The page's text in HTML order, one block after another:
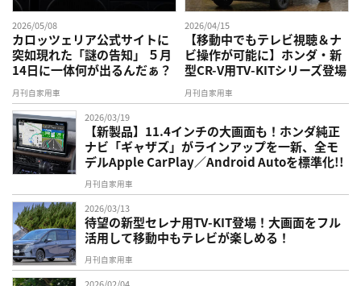
2026/05/08
カロッツェリア公式サイトに
突如現れた「謎の告知」 ５月
14日に一体何が出るんだぁ？
月刊自家用車
2026/04/15
【移動中でもテレビ視聴＆ナ
ビ操作が可能に】ホンダ・新
型CR-V用TV-KITシリーズ登場
月刊自家用車
2026/03/19
【新製品】11.4インチの大画面も！ホンダ純正
ナビ「ギャザズ」がラインアップを一新、全モ
デルApple CarPlay／Android Autoを標準化!!
月刊自家用車
2026/03/13
待望の新型セレナ用TV-KIT登場！大画面をフル
活用して移動中もテレビが楽しめる！
月刊自家用車